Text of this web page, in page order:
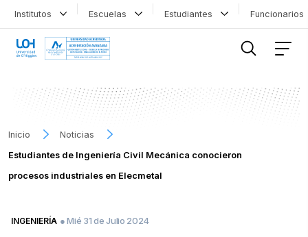
Institutos Escuelas Estudiantes
Inicio
Noticias
Estudiantes de Ingeniería Civil Mecánica conocieron
procesos industriales en Elecmetal
INGENIERÍA ● Mié 31 de Julio 2024